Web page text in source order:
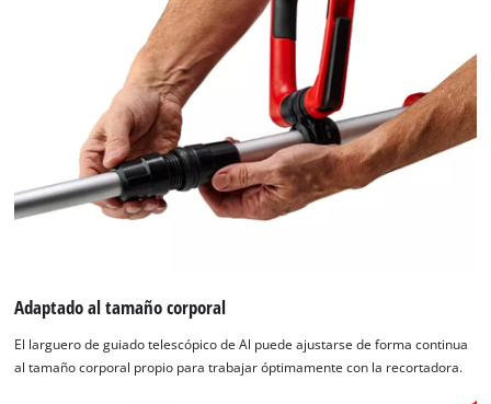
Adaptado al tamaño corporal
El larguero de guiado telescópico de Al puede ajustarse de forma continua
al tamaño corporal propio para trabajar óptimamente con la recortadora.